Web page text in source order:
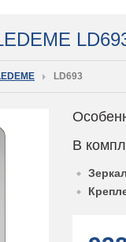
LD693
В